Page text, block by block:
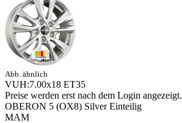
Abb. ähnlich
VUH:7.00x18 ET35
Preise werden erst nach dem Login angezeigt.
OBERON 5 (OX8) Silver Einteilig
MAM